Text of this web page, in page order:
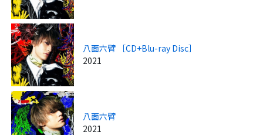
八面六臂 ［CD+Blu-ray Disc］
2021
八面六臂
2021